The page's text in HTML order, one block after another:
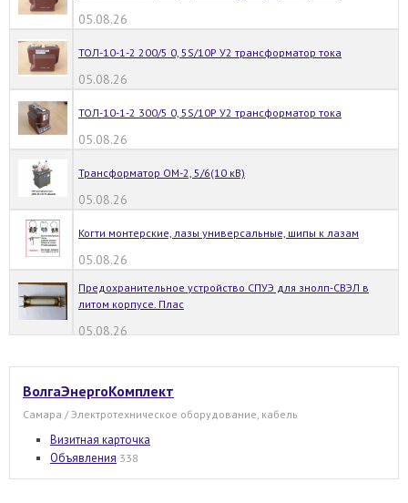
05.08.26
ТОЛ-10-1-2 200/5 0, 5S/10Р У2 трансформатор тока
05.08.26
ТОЛ-10-1-2 300/5 0, 5S/10Р У2 трансформатор тока
05.08.26
Трансформатор ОМ-2, 5/6(10 кВ)
05.08.26
Когти монтерские, лазы универсальные, шипы к лазам
05.08.26
Предохранительное устройство СПУЭ для знолп-СВЭЛ в
литом корпусе. Плас
05.08.26
ВолгаЭнергоКомплект
Самара / Электротехническое оборудование, кабель
Визитная карточка
Объявления 338